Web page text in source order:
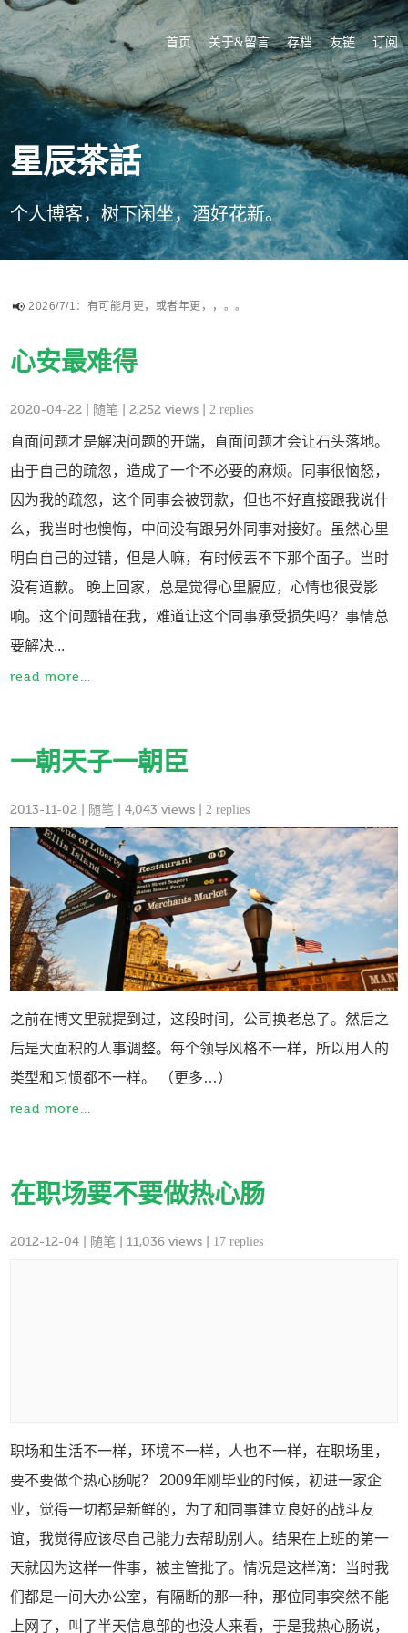
首页 关于&留言 存档 友链 订阅
星辰茶話
个人博客，树下闲坐，酒好花新。
2026/7/1：有可能月更，或者年更，，。。
心安最难得
2020-04-22 随笔 | 2,252 views |2 replies
直面问题才是解决问题的开端，直面问题才会让石头落地。
由于自己的疏忽，造成了一个不必要的麻烦。同事很恼怒，
因为我的疏忽，这个同事会被罚款，但也不好直接跟我说什
么，我当时也懊悔，中间没有跟另外同事对接好。虽然心里
明白自己的过错，但是人嘛，有时候丟不下那个面子。当时
没有道歉。 晚上回家，总是觉得心里膈应，心情也很受影
响。这个问题错在我，难道让这个同事承受损失吗？事情总
要解决...
read more...
一朝天子一朝臣
2013-11-02 随笔 | 4,043 views |2 replies
之前在博文里就提到过，这段时间，公司换老总了。然后之
后是大面积的人事调整。每个领导风格不一样，所以用人的
类型和习惯都不一样。 （更多…）
read more...
在职场要不要做热心肠
2012-12-04 随笔 | 11,036 views | 17 replies
职场和生活不一样，环境不一样，人也不一样，在职场里，
要不要做个热心肠呢？ 2009年刚毕业的时候，初进一家企
业，觉得一切都是新鲜的，为了和同事建立良好的战斗友
谊，我觉得应该尽自己能力去帮助别人。结果在上班的第一
天就因为这样一件事，被主管批了。情况是这样滴：当时我
们都是一间大办公室，有隔断的那一种，那位同事突然不能
上网了，叫了半天信息部的也没人来看，于是我热心肠说，